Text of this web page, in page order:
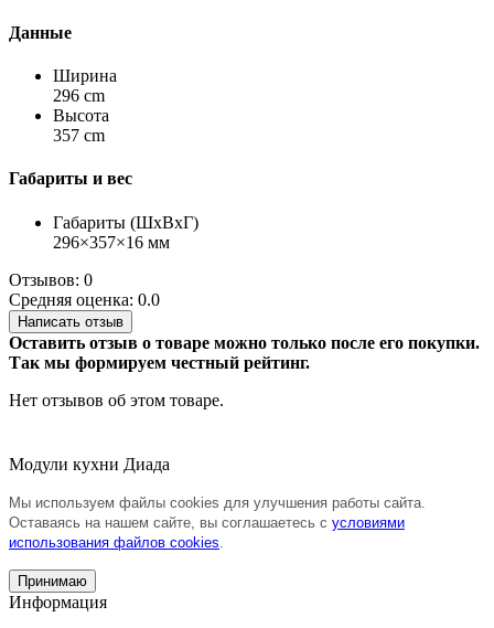
Данные
Ширина
296 cm
Высота
357 cm
Габариты и вес
Габариты (ШхВхГ)
296×357×16 мм
Отзывов: 0
Средняя оценка: 0.0
Написать отзыв
Оставить отзыв о товаре можно только после его покупки.
Так мы формируем честный рейтинг.
Нет отзывов об этом товаре.
Модули кухни Диада
Мы используем файлы cookies для улучшения работы сайта.
Оставаясь на нашем сайте, вы соглашаетесь с условиями
использования файлов cookies
Принимаю
Информация